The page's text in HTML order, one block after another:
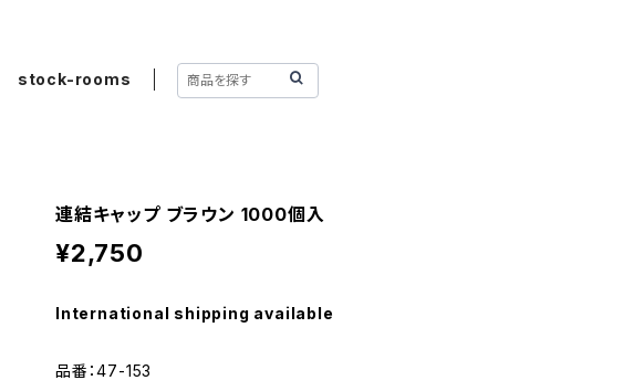
stock-rooms
連結キャップ ブラウン 1000個入
¥2,750
International shipping available
品番：47-153